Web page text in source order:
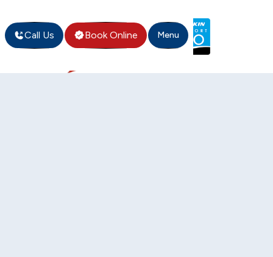
Call Us Book Online Menu